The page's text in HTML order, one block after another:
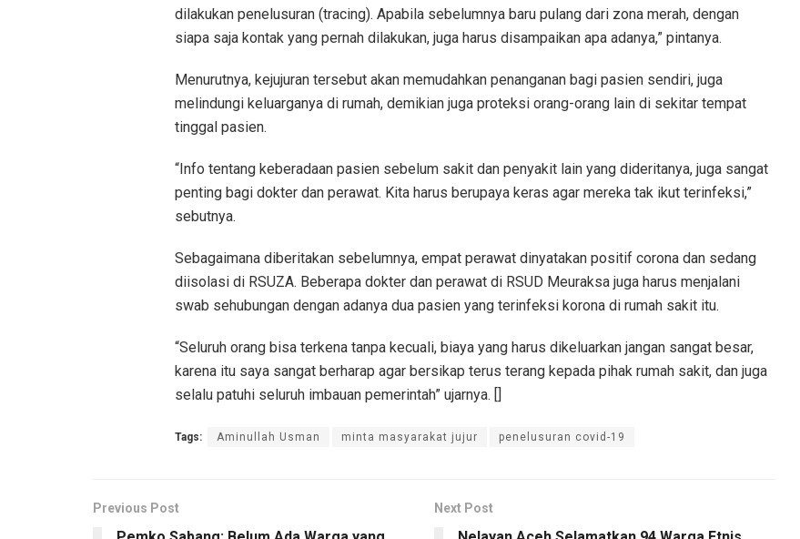
dilakukan penelusuran (tracing). Apabila sebelumnya baru pulang dari zona merah, dengan
siapa saja kontak yang pernah dilakukan, juga harus disampaikan apa adanya,” pintanya.
Menurutnya, kejujuran tersebut akan memudahkan penanganan bagi pasien sendiri, juga
melindungi keluarganya di rumah, demikian juga proteksi orang-orang lain di sekitar tempat
tinggal pasien.
“Info tentang keberadaan pasien sebelum sakit dan penyakit lain yang dideritanya, juga sangat
penting bagi dokter dan perawat. Kita harus berupaya keras agar mereka tak ikut terinfeksi,”
sebutnya.
Sebagaimana diberitakan sebelumnya, empat perawat dinyatakan positif corona dan sedang
diisolasi di RSUZA. Beberapa dokter dan perawat di RSUD Meuraksa juga harus menjalani
swab sehubungan dengan adanya dua pasien yang terinfeksi korona di rumah sakit itu.
“Seluruh orang bisa terkena tanpa kecuali, biaya yang harus dikeluarkan jangan sangat besar,
karena itu saya sangat berharap agar bersikap terus terang kepada pihak rumah sakit, dan juga
selalu patuhi seluruh imbauan pemerintah” ujarnya. []
Tags: Aminullah Usman minta masyarakat jujur penelusuran covid-19
Previous Post Next Post